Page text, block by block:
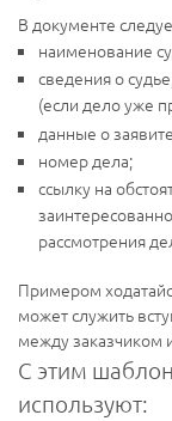
В документе
наименование
сведения о
(если дело уже
данные о
номер дела;
ссылку на
рассмотрения
Примером
может служить
между заказчиком
С этим
используют: